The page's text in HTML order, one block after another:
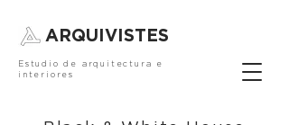
ARQUIVISTES
Estudio de arquitectura e
interiores